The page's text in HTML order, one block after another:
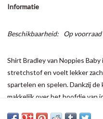
Informatie
Beschikbaarheid: Op voorraad
Shirt Bradley van Noppies
stretchstof en voelt lekker
spartelen en spelen. Dankzij
makkelijk over het hoofdje van